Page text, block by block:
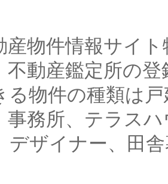
物件情報サイト
不動産鑑定所の
物件の種類は
事務所、テラス
デザイナー、田